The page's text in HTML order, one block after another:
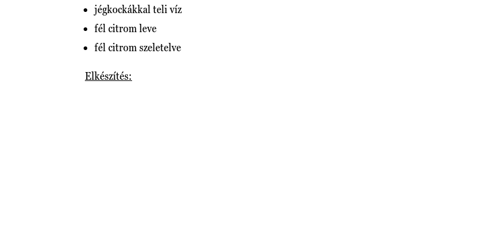
jégkockákkal teli víz
fél citrom leve
fél citrom szeletelve
Elkészítés: